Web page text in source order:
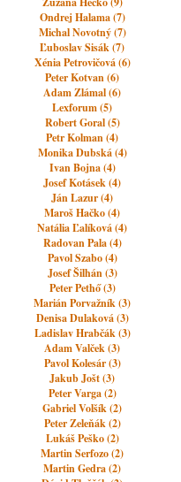
Ondrej Halama (7)
Michal Novotný (7)
Ľuboslav Sisák (7)
Xénia Petrovičová (6)
Peter Kotvan (6)
Adam Zlámal (6)
Lexforum (5)
Robert Goral (5)
Petr Kolman (4)
Monika Dubská (4)
Ivan Bojna (4)
Josef Kotásek (4)
Ján Lazur (4)
Maroš Hačko (4)
Natália Ľalíková (4)
Radovan Pala (4)
Pavol Szabo (4)
Josef Šilhán (3)
Peter Pethő (3)
Marián Porvažník (3)
Denisa Dulaková (3)
Ladislav Hrabčák (3)
Adam Valček (3)
Pavol Kolesár (3)
Jakub Jošt (3)
Peter Varga (2)
Gabriel Volšík (2)
Peter Zeleňák (2)
Lukáš Peško (2)
Martin Serfozo (2)
Martin Gedra (2)